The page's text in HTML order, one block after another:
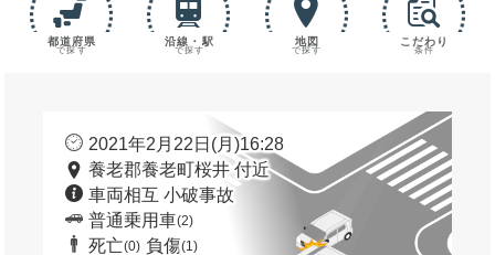
都道府県
で探す
沿線・駅
で探す
地図
で探す
こだわり
条件
2021年2月22日(月)16:28
養老郡養老町桜井 付近
車両相互 小破事故
普通乗用車(2)
死亡(0) 負傷(1)